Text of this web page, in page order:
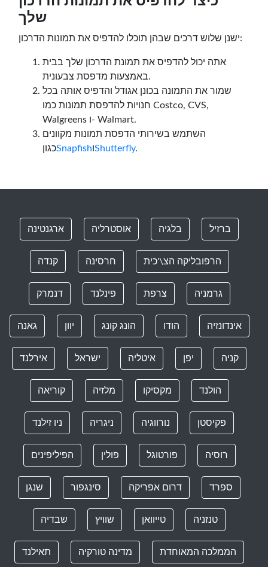
שלך
ישנן שלוש דרכים שבהן תוכלו להדפיס את תמונות הדרכון:
אתה יכול להדפיס את תמונת הדרכון שלך בבית
באמצעות מדפסת צבעונית.
שמור את התמונה בכונן אגודל והדפיס אותה בכל
חנויות להדפסת תמונות כמו Costco, CVS,
Walgreens ו- Walmart.
השתמש בשירותי הדפסת תמונות מקוונים
כגוןSnapfishוShutterfly.
ארגנטינה אוסטרליה בלגיה ברזיל
קנדה חרסינה הרפובליקה הצ\'כית
דנמרק פינלנד צרפת גרמניה
גאנה יוון הונג קונג הודו אינדונזיה
אירלנד ישראל איטליה יפן קניה
קוריאה מלזיה מקסיקו הולנד
ניו זילנד ניגריה נורווגיה פקיסטן
הפיליפינים פולין פורטוגל רוסיה
שנגן סינגפור דרום אפריקה ספרד
שבדיה שוויץ טייוואן טנזניה
תאילנד מדינה טורקיה הממלכה המאוחדת